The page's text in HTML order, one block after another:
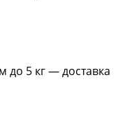
до 5 кг — доставка